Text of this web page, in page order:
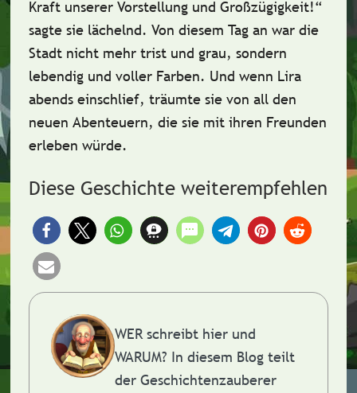
Kraft unserer Vorstellungund Großzügigkeit!“
sagte sie lächelnd. Von diesem Tag an war die
Stadt nicht mehr trist und grau, sondern
lebendig und voller Farben. Und wenn Lira
abends einschlief, träumte sie von all den
neuen Abenteuern, die sie mit ihren Freunden
erleben würde.
Diese Geschichte weiterempfehlen
WER schreibt hier und
WARUM? In diesem Blog teilt
der Geschichtenzauberer